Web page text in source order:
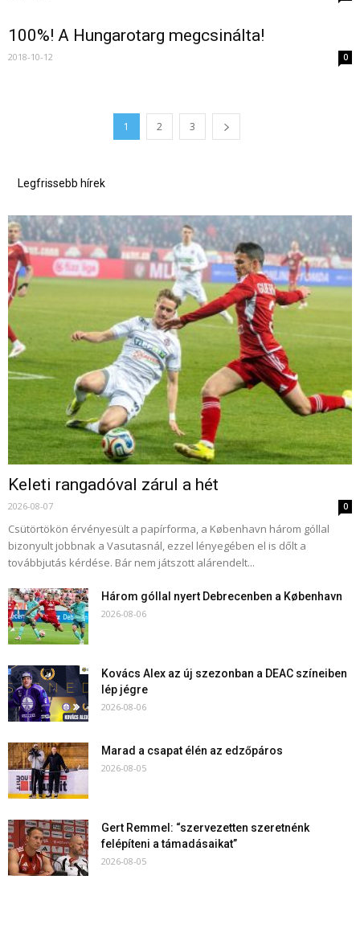
100%! A Hungarotarg megcsinálta!
2018-10-12 0
1 2 3
Legfrissebb hírek
Keleti rangadóval zárul a hét
2026-08-07 0
Csütörtökön érvényesült a papírforma, a København három góllal
bizonyult jobbnak a Vasutasnál, ezzel lényegében el is dőlt a
továbbjutás kérdése. Bár nem játszott alárendelt...
Három góllal nyert Debrecenben a København
2026-08-06
Kovács Alex az új szezonban a DEAC színeiben
lép jégre
2026-08-06
Marad a csapat élén az edzőpáros
2026-08-05
Gert Remmel: “szervezetten szeretnénk
felépíteni a támadásaikat”
2026-08-05